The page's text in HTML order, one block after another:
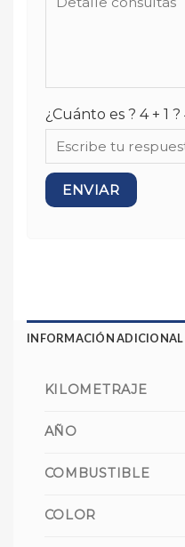
¿Cuánto es ? 4+ 1 ?
INFORMACIÓN ADICIONAL
KILOMETRAJE
AÑO
COMBUSTIBLE
COLOR